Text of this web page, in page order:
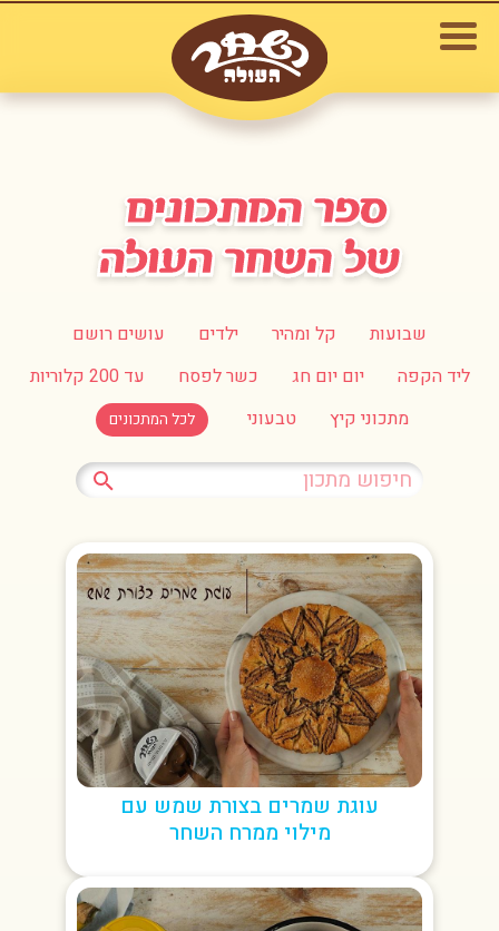
שבועות קל ומהיר ילדים
עושים רושם
ליד הקפה
יום יום חג כשר לפסח
עד 200 קלוריות
מתכוני קיץ
טבעוני לכל המתכונים
עוגת שמרים בצורת שמש עם
מילוי ממרח השחר